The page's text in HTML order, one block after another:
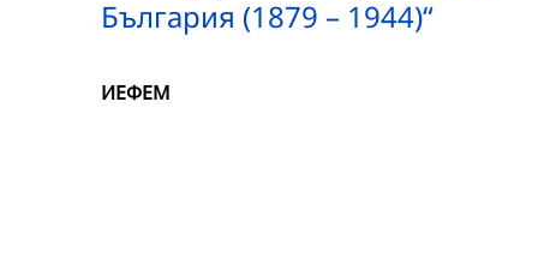
България (1879 – 1944)“
ИЕФЕМ